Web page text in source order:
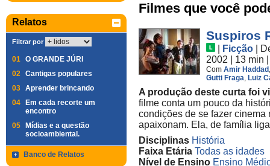
Relatos
Filtrar por
01 O GRANDE JÚRI
02 Cantigas populares
03 Aprender brincando
04
Em cada recorte um
encontro
05
Mídias e a questão
socioambiental.
Banco de Relatos
Filmes que você
Suspiros
Ficção
2002
| 13 min
Com Amir Haddad
Gutti Fraga, Luiz
A produção deste curta foi
filme conta um pouco da
condições de se fazer
apaixonam. Ela, de família
Disciplinas História
Faixa Etária Todas as idades
Nível de Ensino Ensino